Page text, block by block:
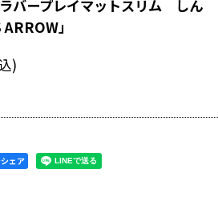
バープレイマットスリム しん
」
)
ェア